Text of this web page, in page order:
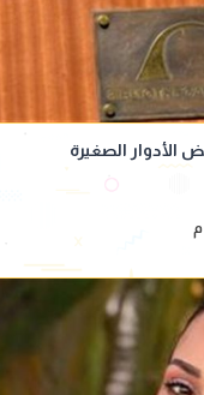
الأدوار الصغيرة